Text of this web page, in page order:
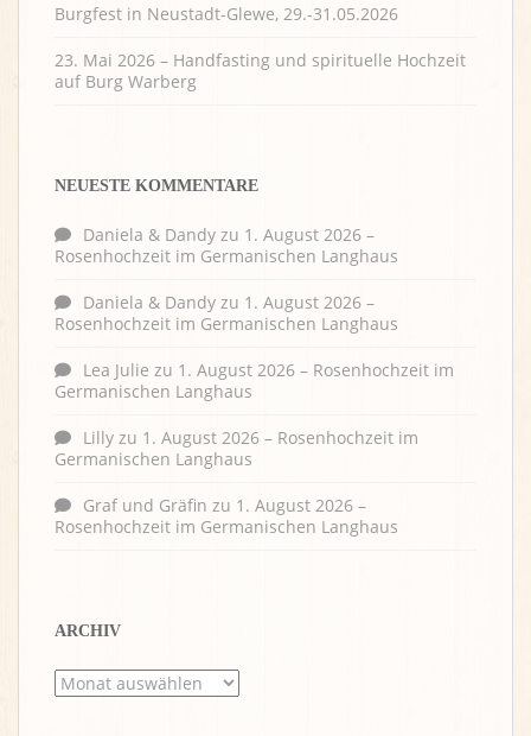
Burgfest in Neustadt-Glewe, 29.-31.05.2026
23. Mai 2026 – Handfasting und spirituelle Hochzeit
auf Burg Warberg
NEUESTE KOMMENTARE
Daniela & Dandy zu 1. August 2026 –
Rosenhochzeit im Germanischen Langhaus
Daniela & Dandy zu 1. August 2026 –
Rosenhochzeit im Germanischen Langhaus
Lea Julie zu 1. August 2026 – Rosenhochzeit im
Germanischen Langhaus
Lilly zu 1. August 2026 – Rosenhochzeit im
Germanischen Langhaus
Graf und Gräfin zu 1. August 2026 –
Rosenhochzeit im Germanischen Langhaus
ARCHIV
Archiv